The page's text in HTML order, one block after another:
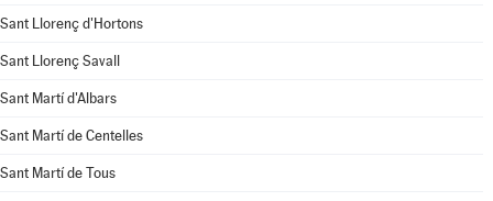
Sant Llorenç d'Hortons
Sant Llorenç Savall
Sant Martí d'Albars
Sant Martí de Centelles
Sant Martí de Tous